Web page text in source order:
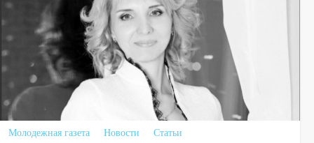
Молодежная газета Новости Статьи